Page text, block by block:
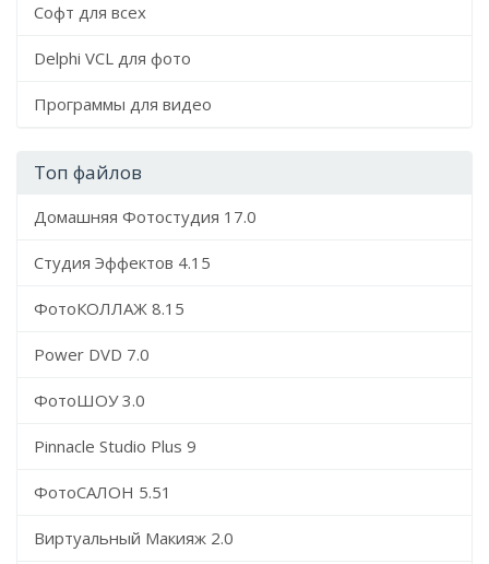
Софт для всех
Delphi VCL для фото
Программы для видео
Топ файлов
Домашняя Фотостудия 17.0
Студия Эффектов 4.15
ФотоКОЛЛАЖ 8.15
Power DVD 7.0
ФотоШОУ 3.0
Pinnacle Studio Plus 9
ФотоСАЛОН 5.51
Виртуальный Макияж 2.0